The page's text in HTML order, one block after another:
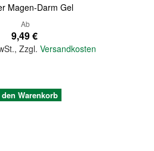
Magen-Darm Gel
Ab
9,49 €
,Zzgl.Versandkosten
Warenkorb